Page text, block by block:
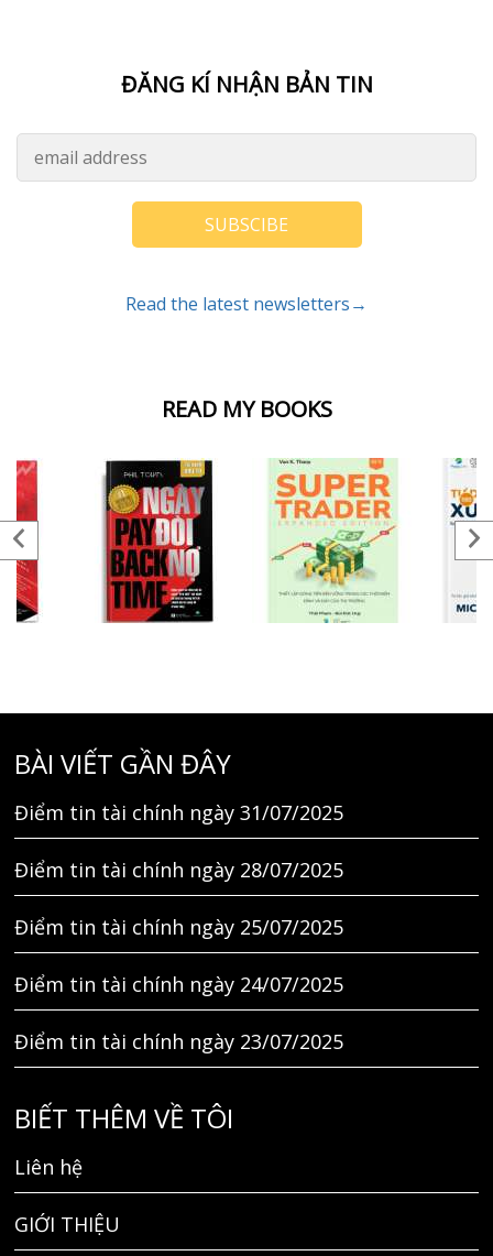
READ MY BOOKS
ĐĂNG KÍ NHẬN BẢN TIN
SUBSCIBE
Read the latest newsletters→
BÀI VIẾT GẦN ĐÂY
Điểm tin tài chính ngày 31/07/2025
Điểm tin tài chính ngày 28/07/2025
Điểm tin tài chính ngày 25/07/2025
Điểm tin tài chính ngày 24/07/2025
Điểm tin tài chính ngày 23/07/2025
BIẾT THÊM VỀ TÔI
Liên hệ
GIỚI THIỆU